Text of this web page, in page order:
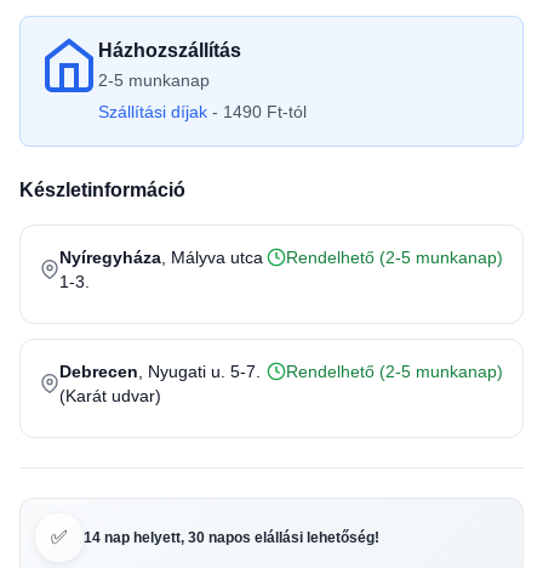
Házhozszállítás
2-5 munkanap
Szállítási díjak - 1490 Ft-tól
Készletinformáció
Nyíregyháza , Mályva utca
1-3.
Rendelhető (2-5 munkanap)
Debrecen , Nyugati u. 5-7.
(Karát udvar)
Rendelhető (2-5 munkanap)
✅ 14 nap helyett, 30 napos elállási lehetőség!